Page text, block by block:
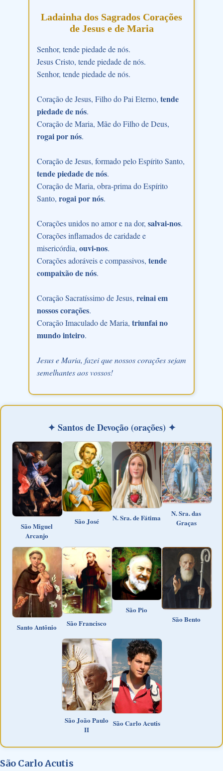
Ladainha dos Sagrados Corações
de Jesus e de Maria
Senhor, tende piedade de nós.
Jesus Cristo, tende piedade de nós.
Senhor, tende piedade de nós.
Coração de Jesus, Filho do Pai Eterno, tende
piedade de nós.
Coração de Maria, Mãe do Filho de Deus,
rogai por nós.
Coração de Jesus, formado pelo Espírito Santo,
tende piedade de nós.
Coração de Maria, obra-prima do Espírito
Santo, rogai por nós.
Corações unidos no amor e na dor, salvai-nos.
Corações inflamados de caridade e
misericórdia, ouvi-nos.
Corações adoráveis e compassivos, tende
compaixão de nós.
Coração Sacratíssimo de Jesus, reinai em
nossos corações.
Coração Imaculado de Maria, triunfai no
mundo inteiro.
Jesus e Maria, fazei que nossos corações sejam
semelhantes aos vossos!
✦ Santos de Devoção (orações) ✦
São Miguel
Arcanjo
São José N. Sra. de Fátima
N. Sra. das
Graças
Santo Antônio São Francisco
São Pio
São Bento
São João Paulo
II
São Carlo Acutis
São Carlo Acutis